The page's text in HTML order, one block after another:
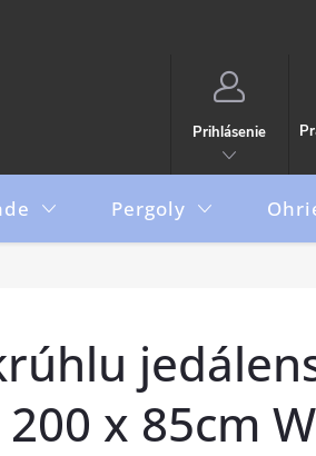
Prihlásenie
Pergoly
x 85cm